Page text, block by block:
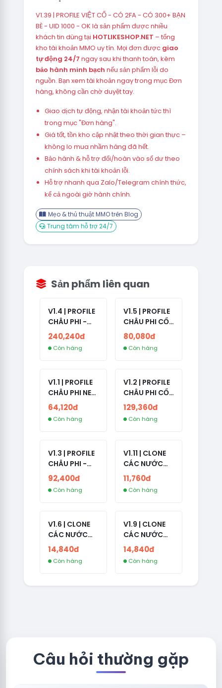
V1.39 | PROFILE VIỆT CỔ - CÓ 2FA - CÓ 300+ BẠN
BÈ - UID 1000 - OK là sản phẩm được nhiều
khách tin dùng tại HOTLIKESHOP.NET – tổng
kho tài khoản MMO uy tín. Mọi đơn được giao
tự động 24/7 ngay sau khi thanh toán, kèm
bảo hành minh bạch nếu sản phẩm lỗi do
nguồn. Bạn xem tài khoản ngay trong mục Đơn
hàng, không cần chờ duyệt tay.
Giao dịch tự động, nhận tài khoản tức thì
trong mục "Đơn hàng".
Giá tốt, tồn kho cập nhật theo thời gian thực –
không lo mua nhầm hàng đã hết.
Bảo hành & hỗ trợ đổi/hoàn vào số dư theo
chính sách khi tài khoản lỗi.
Hỗ trợ nhanh qua Zalo/Telegram chính thức,
kể cả ngoài giờ hành chính.
Mẹo & thủ thuật MMO trên Blog
Trung tâm hỗ trợ 24/7
Sản phẩm liên quan
V1.4 | PROFILE
CHÂU PHI -
ETHIOPIA CỔ -
NO 2FA -
RANDOM BẠN
240,240đ
Còn hàng
V1.5 | PROFILE
CHÂU PHI CỔ
- NO 2FA -
LẪN 2024 -
LIVE ADS
80,080đ
Còn hàng
V1.1 | PROFILE
CHÂU PHI NEW
- NO 2FA - ĐA
SỐ BẠN BÈ
CAO
64,120đ
Còn hàng
V1.2 | PROFILE
CHÂU PHI CỔ
- NO 2FA -
LIVE ADS -
NĂM TẠO
129,360đ
Còn hàng
V1.3 | PROFILE
CHÂU PHI -
NO 2FA - LIVE
ADS
92,400đ
Còn hàng
V1.11 | CLONE
CÁC NƯỚC
CÓ 2FA -
INDIA - HÀNG
1 HOTMAIL
11,760đ
Còn hàng
V1.6 | CLONE
CÁC NƯỚC
CÓ 2FA -
GERMANY -
TKQC TẠO
LIVE ADS - VER
14,840đ
Còn hàng
V1.9 | CLONE
CÁC NƯỚC
CÓ 2FA -
THAILAND -
VER MAIL
COM - CLONE
14,840đ
Còn hàng
Câu hỏi thường gặp